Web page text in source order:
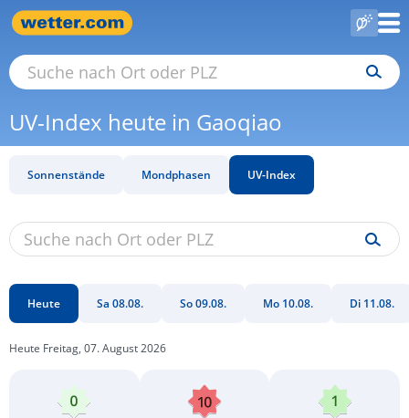
UV-Index heute in Gaoqiao
Sonnenstände Mondphasen UV-Index
Heute Sa 08.08. So 09.08. Mo 10.08. Di 11.08.
Heute Freitag, 07. August 2026